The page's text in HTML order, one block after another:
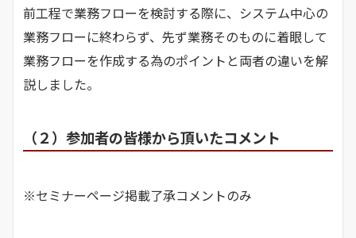
前工程で業務フローを検討する際に、システム中心の
業務フローに終わらず、先ず業務そのものに着眼して
業務フローを作成する為のポイントと両者の違いを解
説しました。
（２）参加者の皆様から頂いたコメント
※セミナーページ掲載了承コメントのみ